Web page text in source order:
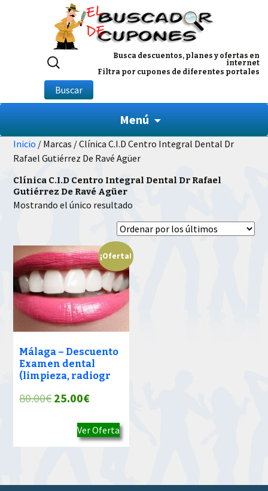
Busca descuentos, planes y ofertas en
internet
Filtra por cupones de diferentes portales
Buscar
por:
Buscar
Menú
Inicio / Marcas / Clínica C.I.D Centro Integral Dental Dr
Rafael Gutiérrez De Ravé Agüer
Clínica C.I.D Centro Integral Dental Dr Rafael
Gutiérrez De Ravé Agüer
Mostrando el único resultado
¡Oferta!
Málaga – Descuento
Examen dental
(limpieza, radiogr
80.00€El
original
era:
25.00€El
actual
Ver Oferta